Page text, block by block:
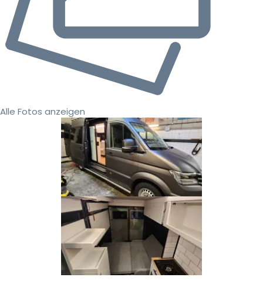
Alle Fotos anzeigen